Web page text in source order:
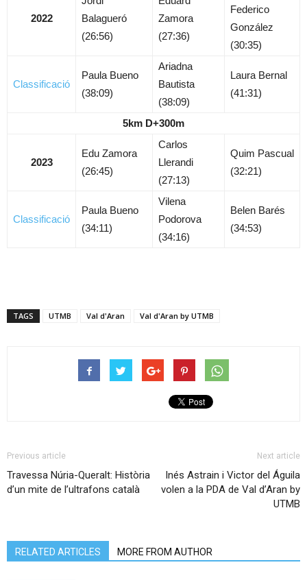
2022
Balagueró
(26:56)
Zamora
(27:36)
Federico
González
(30:35)
Classificació
Paula Bueno
(38:09)
Ariadna
Bautista
(38:09)
Laura Bernal
(41:31)
5km D+300m
2023
Edu Zamora
(26:45)
Carlos
Llerandi
(27:13)
Quim Pascual
(32:21)
Classificació
Paula Bueno
(34:11)
Vilena
Podorova
(34:16)
Belen Barés
(34:53)
TAGS UTMB Val d'Aran Val d'Aran by UTMB
Previous article
Travessa Núria-Queralt: Història
d’un mite de l’ultrafons català
Next article
Inés Astrain i Victor del Águila
volen a la PDA de Val d’Aran by
UTMB
RELATED ARTICLES MORE FROM AUTHOR